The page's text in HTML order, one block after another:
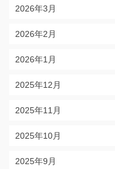
2026年3月
2026年2月
2026年1月
2025年12月
2025年11月
2025年10月
2025年9月